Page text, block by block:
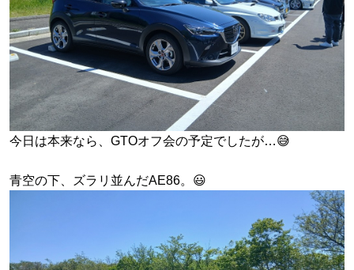
今日は本来なら、GTOオフ会の予定でしたが…😅
青空の下、ズラリ並んだAE86。😃